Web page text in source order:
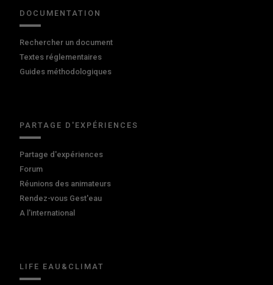
DOCUMENTATION
Rechercher un document
Textes réglementaires
Guides méthodologiques
PARTAGE D'EXPÉRIENCES
Partage d'expériences
Forum
Réunions des animateurs
Rendez-vous Gest'eau
A l'international
LIFE EAU&CLIMAT